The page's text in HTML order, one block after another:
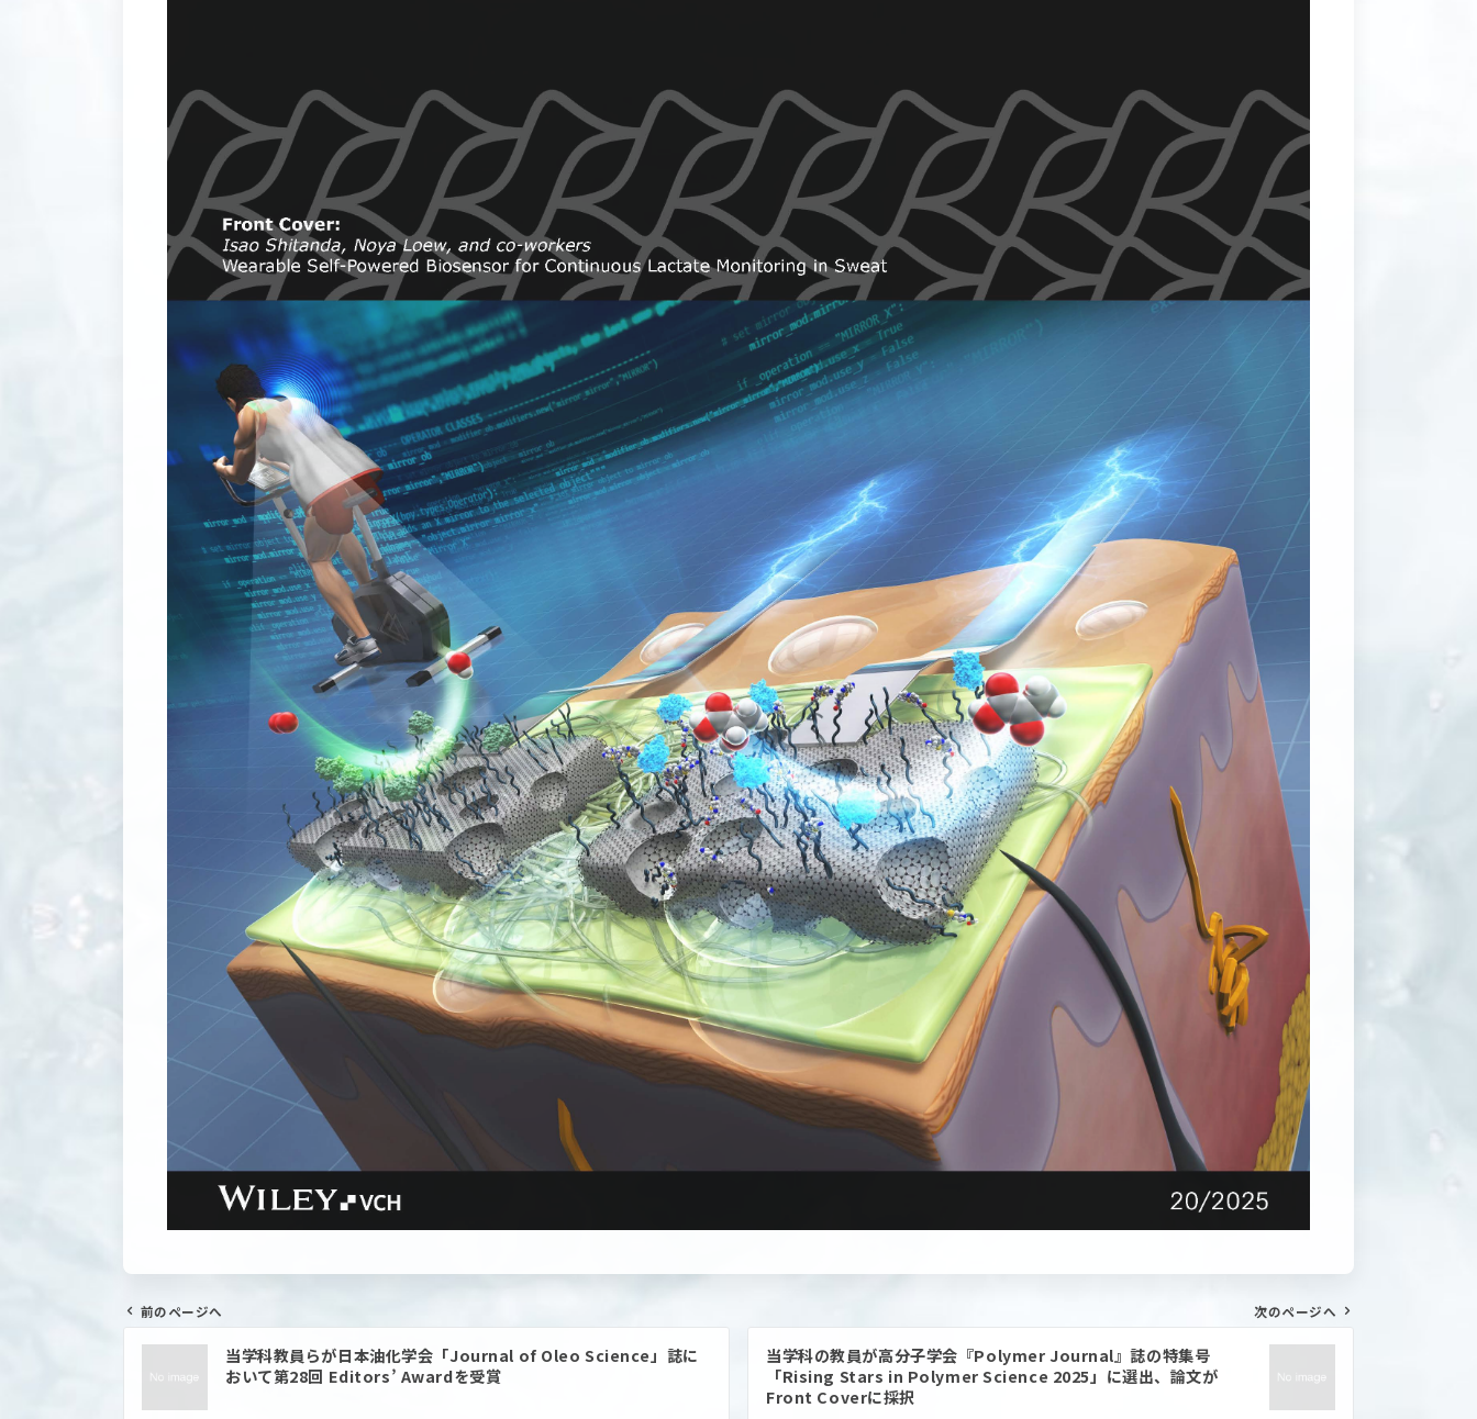
前のページへ
当学科教員らが日本油化学会「Journal of Oleo Science」誌に
おいて第28回 Editors’ Awardを受賞
次のページへ
当学科の教員が高分子学会『Polymer Journal』誌の特集号
「Rising Stars in Polymer Science 2025」に選出、論文が
Front Coverに採択